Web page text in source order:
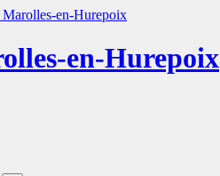
en-Hurepoix